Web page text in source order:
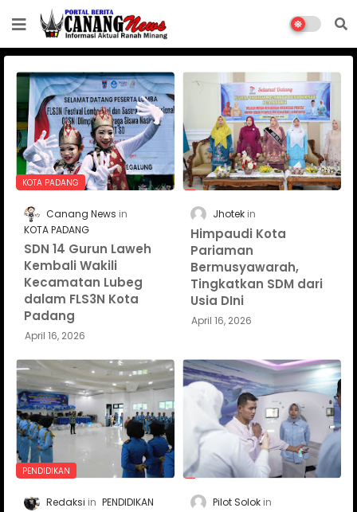
KOTA PADANG
Canang News
KOTA PADANG
SDN 14 Gurun Laweh
Kembali Wakili
Kecamatan Lubeg
dalam FLS3N Kota
Padang
April 16, 2026
Jhotek
Himpaudi Kota
Pariaman
Bermusyawarah,
Tingkatkan SDM dari
Usia DIni
April 16, 2026
PENDIDIKAN
Redaksi PENDIDIKAN Pilot Solok